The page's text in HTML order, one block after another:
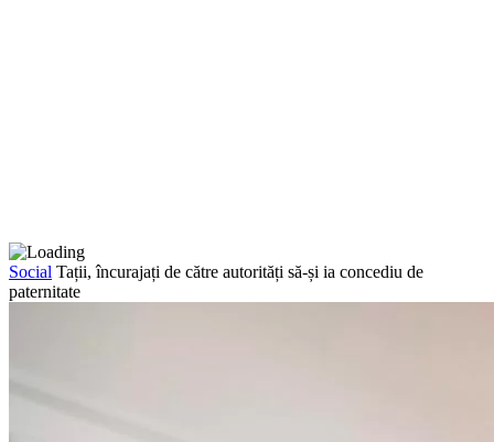
Social Tații, încurajați de către autorități să-și ia concediu de
paternitate